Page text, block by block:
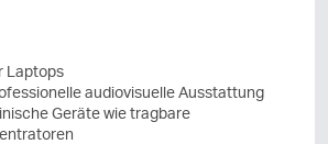
Laptops
audiovisuelle Ausstattung
Geräte wie tragbare